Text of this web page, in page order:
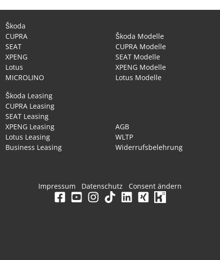
Škoda
CUPRA
SEAT
XPENG
Lotus
MICROLINO
Škoda Modelle
CUPRA Modelle
SEAT Modelle
XPENG Modelle
Lotus Modelle
Škoda Leasing
CUPRA Leasing
SEAT Leasing
XPENG Leasing
Lotus Leasing
Business Leasing
AGB
WLTP
Widerrufsbelehrung
Impressum Datenschutz Consent ändern